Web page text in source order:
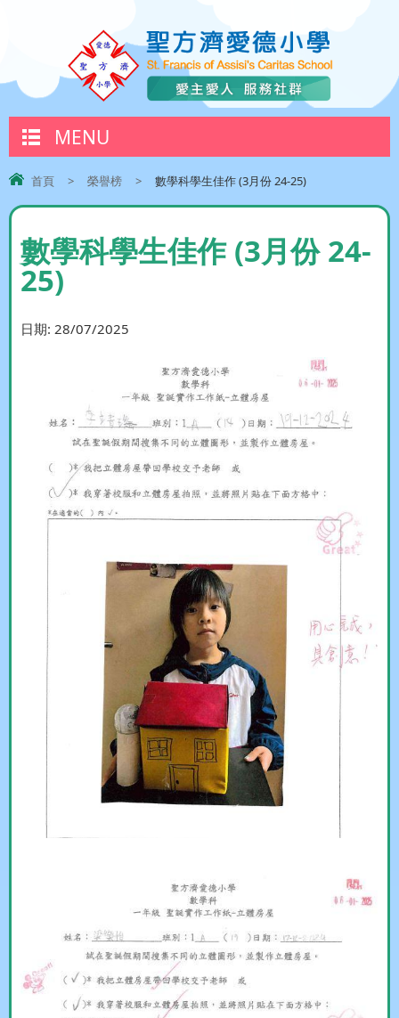
MENU
首頁 > 榮譽榜 > 數學科學生佳作 (3月份 24-25)
數學科學生佳作 (3月份 24-
25)
日期: 28/07/2025